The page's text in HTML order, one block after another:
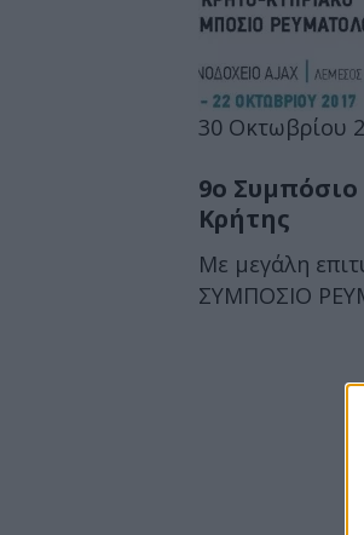
30 Οκτωβρίου
9ο
Κρήτης
Με μεγάλη
ΣΥΜΠΟΣΙΟ